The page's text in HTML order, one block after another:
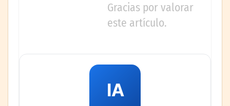
Gracias por valorar
este artículo.
IA